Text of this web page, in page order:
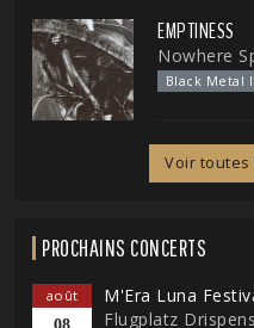
EMPTINESS
Nowhere
Black Metal
Voir
PROCHAINS CONCERTS
août
M'Era Luna
Flugplatz